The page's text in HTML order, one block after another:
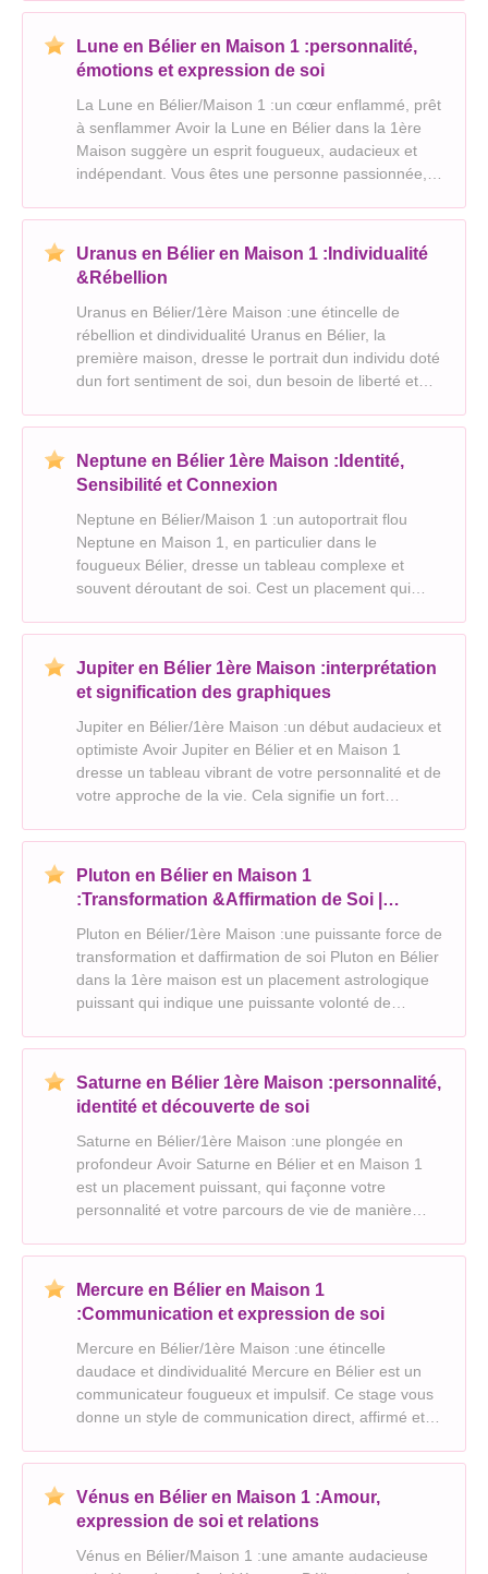
zodiaque. Au lieu de cela, lastrologie égyp
Lune en Bélier en Maison 1 :personnalité,
émotions et expression de soi
La Lune en Bélier/Maison 1 :un cœur enflammé, prêt
à senflammer Avoir la Lune en Bélier dans la 1ère
Maison suggère un esprit fougueux, audacieux et
indépendant. Vous êtes une personne passionnée,
connectée à votre moi intérieur. Voici un aperçu de
ce que ce
Uranus en Bélier en Maison 1 :Individualité
&Rébellion
Uranus en Bélier/1ère Maison :une étincelle de
rébellion et dindividualité Uranus en Bélier, la
première maison, dresse le portrait dun individu doté
dun fort sentiment de soi, dun besoin de liberté et
placement fait allusion à une personnalité unique, p
Neptune en Bélier 1ère Maison :Identité,
Sensibilité et Connexion
Neptune en Bélier/Maison 1 :un autoportrait flou
Neptune en Maison 1, en particulier dans le
fougueux Bélier, dresse un tableau complexe et
souvent déroutant de soi. Cest un placement qui
profonde , et une lutte pour définir son identité . Voici
Jupiter en Bélier 1ère Maison :interprétation
et signification des graphiques
Jupiter en Bélier/1ère Maison :un début audacieux et
optimiste Avoir Jupiter en Bélier et en Maison 1
dresse un tableau vibrant de votre personnalité et de
votre approche de la vie. Cela signifie un fort
audacieux désireux de prendre les devants.
Pluton en Bélier en Maison 1
:Transformation &Affirmation de Soi |
Pluton en Bélier/1ère Maison :une puissante force de
transformation et daffirmation de soi Pluton en Bélier
dans la 1ère maison est un placement astrologique
puissant qui indique une puissante volonté de
de son individualité. Cest une énergie tr
Saturne en Bélier 1ère Maison :personnalité,
identité et découverte de soi
Saturne en Bélier/1ère Maison :une plongée en
profondeur Avoir Saturne en Bélier et en Maison 1
est un placement puissant, qui façonne votre
personnalité et votre parcours de vie de manière
découverte de soi et de forge de votre identité
unique.
Mercure en Bélier en Maison 1
:Communication et expression de soi
Mercure en Bélier/1ère Maison :une étincelle
daudace et dindividualité Mercure en Bélier est un
communicateur fougueux et impulsif. Ce stage vous
donne un style de communication direct, affirmé et
pensez, souvent sans y réfléchir à deux fois, et votre
Vénus en Bélier en Maison 1 :Amour,
expression de soi et relations
Vénus en Bélier/Maison 1 :une amante audacieuse